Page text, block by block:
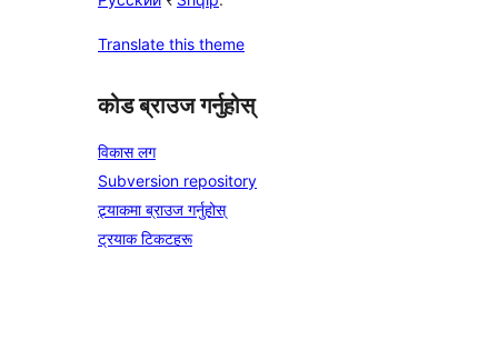
Translate this theme
कोड ब्राउज गर्नुहोस्
विकास लग
Subversion repository
ट्र्याकमा ब्राउज गर्नुहोस्
ट्रयाक टिकटहरू